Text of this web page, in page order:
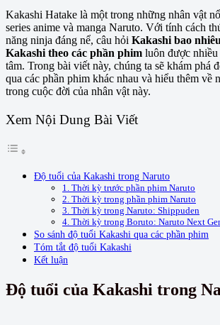
Kakashi Hatake là một trong những nhân vật
series anime và manga Naruto. Với tính cách
năng ninja đáng nể, câu hỏi Kakashi bao
Kakashi theo các phần phim luôn được
tâm. Trong bài viết này, chúng ta sẽ khám phá
qua các phần phim khác nhau và hiểu thêm về
trong cuộc đời của nhân vật này.
Xem Nội Dung Bài Viết
Độ tuổi của Kakashi trong Naruto
1. Thời kỳ trước phần phim Naruto
2. Thời kỳ trong phần phim Naruto
3. Thời kỳ trong Naruto: Shippuden
4. Thời kỳ trong Boruto: Naruto Next
So sánh độ tuổi Kakashi qua các phần phim
Tóm tắt độ tuổi Kakashi
Kết luận
Độ tuổi của Kakashi trong